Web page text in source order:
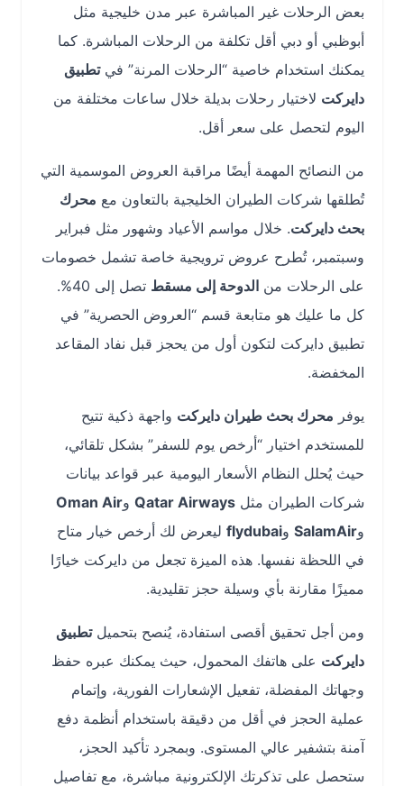
بعض الرحلات غير المباشرة عبر مدن خليجية مثل
أبوظبي أو دبي أقل تكلفة من الرحلات المباشرة. كما
يمكنك استخدام خاصية “الرحلات المرنة” فيتطبيق
دايركتلاختيار رحلات بديلة خلال ساعات مختلفة من
اليوم لتحصل على سعر أقل.
من النصائح المهمة أيضًا مراقبة العروض الموسمية التي
تُطلقها شركات الطيران الخليجية بالتعاون معمحرك
بحث دايركت. خلال مواسم الأعياد وشهور مثل فبراير
وسبتمبر، تُطرح عروض ترويجية خاصة تشمل خصومات
على الرحلات منالدوحة إلى مسقط
تصل إلى 40%.
كل ما عليك هو متابعة قسم “العروض الحصرية” في
تطبيق دايركت لتكون أول من يحجز قبل نفاد المقاعد
المخفضة.
محرك بحث طيران دايركتواجهة ذكية تتيح
للمستخدم اختيار “أرخص يوم للسفر” بشكل تلقائي،
حيث يُحلل النظام الأسعار اليومية عبر قواعد بيانات
شركات الطيران مثلQatar AirwaysوOman Air
SalamAirوflydubaiليعرض لك أرخص خيار متاح
في اللحظة نفسها. هذه الميزة تجعل من دايركت خيارًا
مميزًا مقارنة بأي وسيلة حجز تقليدية.
ومن أجل تحقيق أقصى استفادة، يُنصح بتحميلتطبيق
دايركتعلى هاتفك المحمول، حيث يمكنك عبره حفظ
وجهاتك المفضلة، تفعيل الإشعارات الفورية، وإتمام
عملية الحجز في أقل من دقيقة باستخدام أنظمة دفع
آمنة بتشفير عالي المستوى. وبمجرد تأكيد الحجز،
ستحصل على تذكرتك الإلكترونية مباشرة، مع تفاصيل